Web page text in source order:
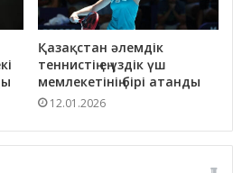
Қазақстан әлемдік
теннистің ең үздік үш
мемлекетінің бірі атанды
12.01.2026